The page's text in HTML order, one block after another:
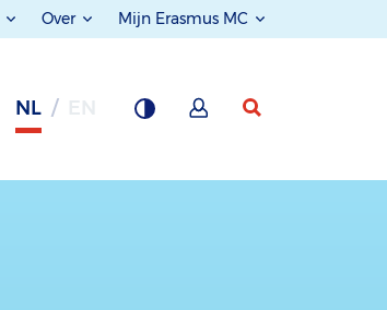
Over Mijn Erasmus MC
NL